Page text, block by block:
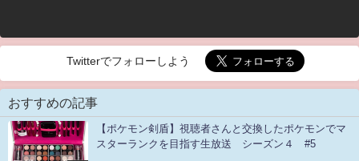
Twitterでフォローしよう
おすすめの記事
【ポケモン剣盾】視聴者さんと交換したポケモンでマ
スターランクを目指す生放送 シーズン４ #5